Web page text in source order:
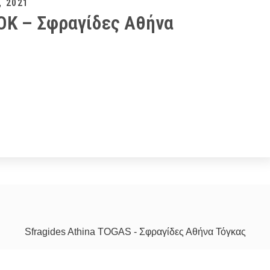
2021
– Σφραγίδες Αθήνα
Sfragides Athina TOGAS - Σφραγίδες Αθήνα Τόγκας